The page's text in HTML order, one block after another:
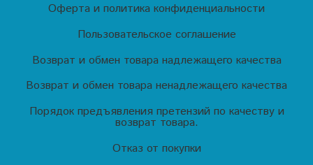
Оферта и политика конфиденциальности
Пользовательское соглашение
Возврат и обмен товара надлежащего качества
Возврат и обмен товара ненадлежащего качества
Порядок предъявления претензий по качеству и
возврат товара.
Отказ от покупки